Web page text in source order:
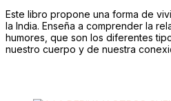
Este libro propone una forma de
la India. Enseña a comprender la
humores, que son los diferentes
nuestro cuerpo y de nuestra